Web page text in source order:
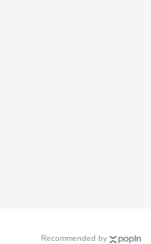
Recommended by